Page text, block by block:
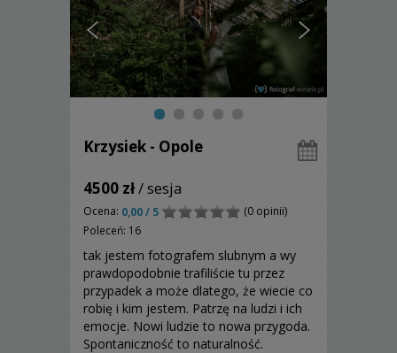
Krzysiek - Opole
4500 zł/ sesja
Ocena: 0,00 / 5
(0 opinii)
Poleceń: 16
tak jestem fotografem slubnym a wy
prawdopodobnie trafiliście tu przez
przypadek a może dlatego, że wiecie co
robię i kim jestem. Patrzę na ludzi i ich
emocje. Nowi ludzie to nowa przygoda.
Spontaniczność to naturalność.